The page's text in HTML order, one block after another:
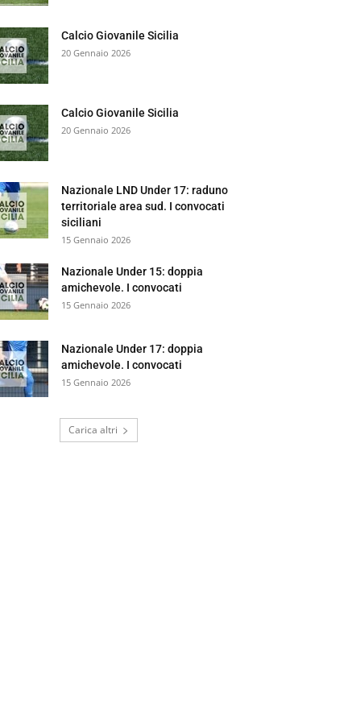
Calcio Giovanile Sicilia
20 Gennaio 2026
Calcio Giovanile Sicilia
20 Gennaio 2026
Nazionale LND Under 17: raduno
territoriale area sud. I convocati
siciliani
15 Gennaio 2026
Nazionale Under 15: doppia
amichevole. I convocati
15 Gennaio 2026
Nazionale Under 17: doppia
amichevole. I convocati
15 Gennaio 2026
Carica altri